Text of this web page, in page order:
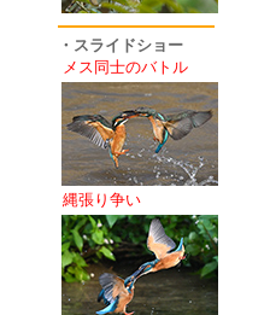
・スライドショー
メス同士のバトル
縄張り争い